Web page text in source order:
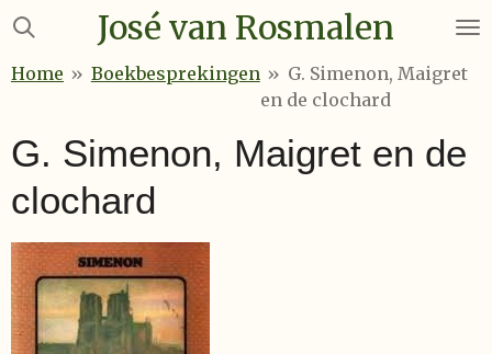
Ga
naar
José van Rosmalen
Home » Boekbesprekingen » G. Simenon, Maigret
en de clochard
G. Simenon, Maigret en de
clochard